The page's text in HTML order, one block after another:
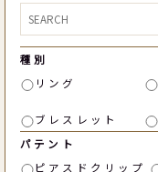
種別
リング
ブレスレット
パテント
ピアスドクリップ